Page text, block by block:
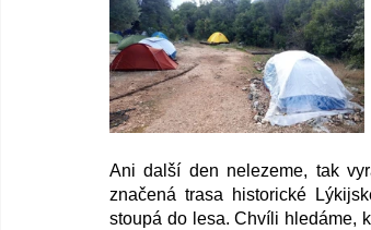
Ani další den nelezeme, tak
značená trasa historické
stoupá do lesa. Chvíli hledáme,